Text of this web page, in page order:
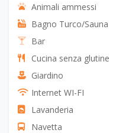
Animali ammessi
Bagno Turco/Sauna
Bar
Cucina senza glutine
Giardino
Internet WI-FI
Lavanderia
Navetta